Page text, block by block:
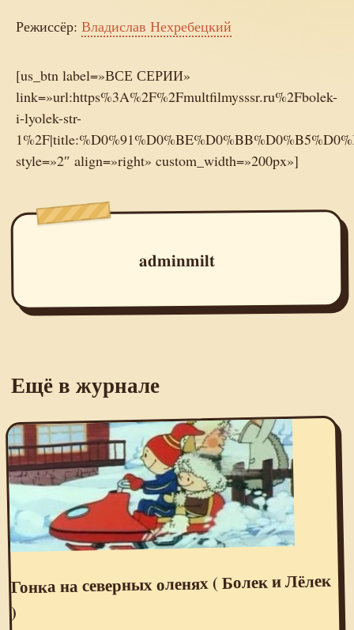
Режиссёр: Владислав Нехребецкий
[us_btn label=»ВСЕ СЕРИИ»
link=»url:https%3A%2F%2Fmultfilmysssr.ru%2Fbolek-
i-lyolek-str-
style=»2″ align=»right» custom_width=»200px»]
adminmilt
Ещё в журнале
Гонка на северных оленях ( Болек и Лёлек
)